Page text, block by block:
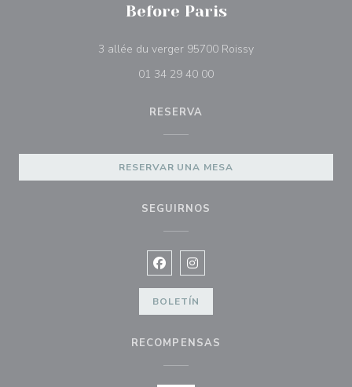
Before Paris
3 allée du verger 95700 Roissy((abre en una
01 34 29 40 00
RESERVA
RESERVAR UNA MESA
SEGUIRNOS
Facebook ((abre en una nueva
Instagram ((abre en una
BOLETÍN
RECOMPENSAS